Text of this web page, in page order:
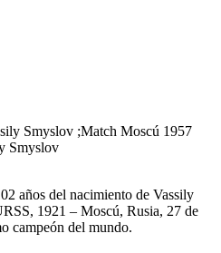
Smyslov
años del nacimiento de Vassily
1921 – Moscú, Rusia, 27 de
campeón del mundo.